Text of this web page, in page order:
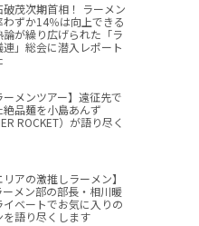
破茂次期首相！ ラーメン
わずか14％は向上できる
論が繰り広げられた「ラ
連」総会に潜入レポート
ーメンツアー】遠征先で
絶品麺を小島あんず
ROCKET）が語り尽く
リアの激推しラーメン】
ーメン部の部長・相川暖
イベートでお気に入りの
を語り尽くします